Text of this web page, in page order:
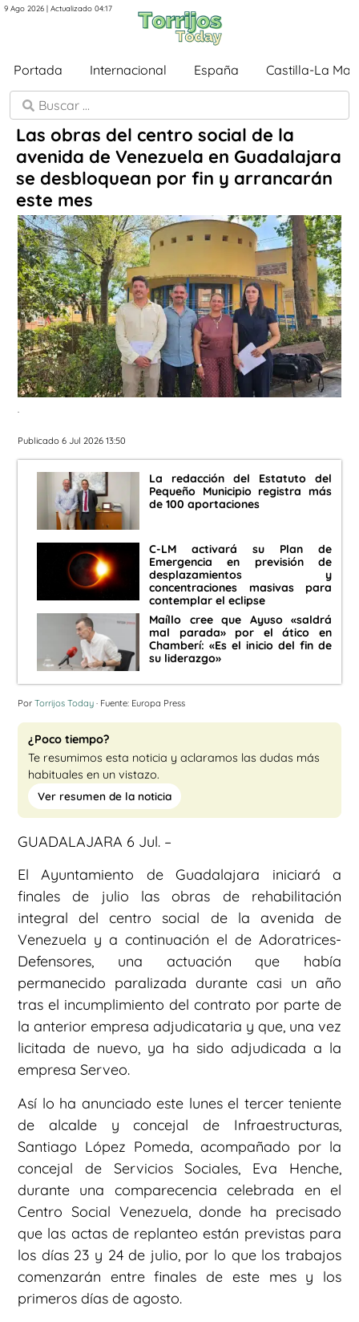
9 Ago 2026 | Actualizado 04:17
Portada Internacional España Castilla-La
Las obras del centro social de la
avenida de Venezuela en Guadalajara
se desbloquean por fin y arrancarán
este mes
.
Publicado 6 Jul 2026 13:50
La redacción del Estatuto del
Pequeño Municipio registra más
de 100 aportaciones
C-LM activará su Plan de
Emergencia en previsión de
desplazamientos y
concentraciones masivas para
contemplar el eclipse
Maíllo cree que Ayuso «saldrá
mal parada» por el ático en
Chamberí: «Es el inicio del fin de
su liderazgo»
Por Torrijos Today · Fuente: Europa Press
¿Poco tiempo?
Te resumimos esta noticia y aclaramos las dudas más
habituales en un vistazo.
Ver resumen de la noticia
GUADALAJARA 6 Jul. –
El Ayuntamiento de Guadalajara iniciará a
finales de julio las obras de rehabilitación
integral del centro social de la avenida de
Venezuela y a continuación el de Adoratrices-
Defensores, una actuación que había
permanecido paralizada durante casi un año
tras el incumplimiento del contrato por parte de
la anterior empresa adjudicataria y que, una vez
licitada de nuevo, ya ha sido adjudicada a la
empresa Serveo.
Así lo ha anunciado este lunes el tercer teniente
de alcalde y concejal de Infraestructuras,
Santiago López Pomeda, acompañado por la
concejal de Servicios Sociales, Eva Henche,
durante una comparecencia celebrada en el
Centro Social Venezuela, donde ha precisado
que las actas de replanteo están previstas para
los días 23 y 24 de julio, por lo que los trabajos
comenzarán entre finales de este mes y los
primeros días de agosto.